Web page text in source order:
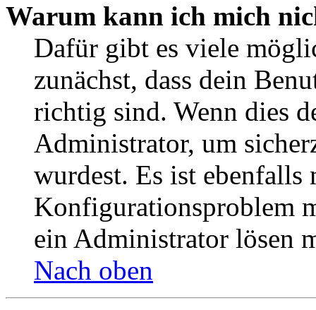
Warum kann ich mich
Dafür gibt es viele
zunächst, dass dein
richtig sind. Wenn dies
Administrator, um
wurdest. Es ist ebenfalls
Konfigurationsproblem
ein Administrator lösen
Nach oben